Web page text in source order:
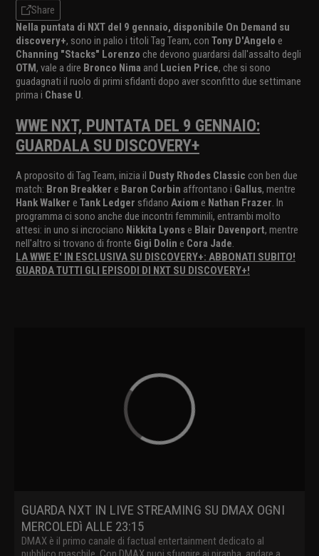
Share
Nella puntata di NXT del 9 gennaio, disponibile On Demand su
discovery+, sono in palio i titoli Tag Team, con Tony D'Angelo e
Channing "Stacks" Lorenzo che devono guardarsi dall'assalto degli
OTM, vale a dire Bronco Nima and Lucien Price, che si sono
guadagnati il ruolo di primi sfidanti dopo aver sconfitto due settimane
prima i Chase U.
WWE NXT, PUNTATA DEL 9 GENNAIO:
GUARDALA SU DISCOVERY+
A proposito di Tag Team, inizia il Dusty Rhodes Classic con ben due
match: Bron Breakker e Baron Corbin affrontano i Gallus, mentre
Hank Walker e Tank Ledger sfidano Axiom e Nathan Frazer. In
programma ci sono anche due incontri femminili, entrambi molto
attesi: in uno si incrociano Nikkita Lyonse Blair Davenport, mentre
nell'altro si trovano di fronte Gigi Dolin e Cora Jade.
LA WWE E' IN ESCLUSIVA SU DISCOVERY+: ABBONATI SUBITO!
GUARDA TUTTI GLI EPISODI DI NXT SU DISCOVERY+!
GUARDA NXT IN LIVE STREAMING SU DMAX OGNI
MERCOLEDì ALLE 23:15
DMAX è il primo canale di factual entertainment dedicato al